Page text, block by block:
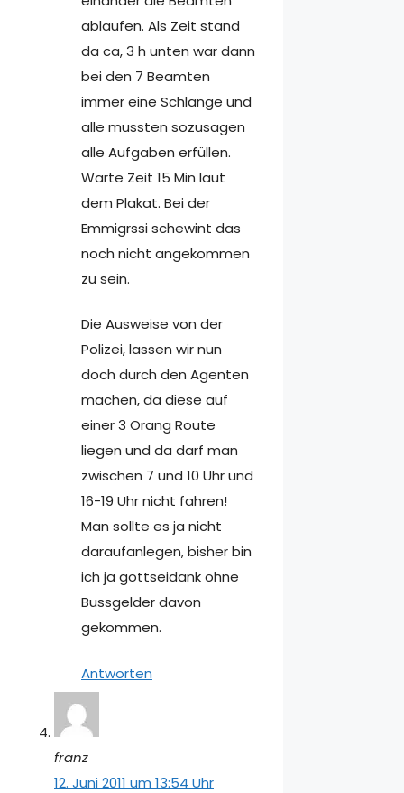
ablaufen. Als Zeit stand
da ca, 3 h unten war dann
bei den 7 Beamten
immer eine Schlange und
alle mussten sozusagen
alle Aufgaben erfüllen.
Warte Zeit 15 Min laut
dem Plakat. Bei der
Emmigrssi schewint das
noch nicht angekommen
zu sein.
Die Ausweise von der
Polizei, lassen wir nun
doch durch den Agenten
machen, da diese auf
einer 3 Orang Route
liegen und da darf man
zwischen 7 und 10 Uhr und
16-19 Uhr nicht fahren!
Man sollte es ja nicht
daraufanlegen, bisher bin
ich ja gottseidank ohne
Bussgelder davon
gekommen.
Antworten
franz
12. Juni 2011 um 13:54 Uhr